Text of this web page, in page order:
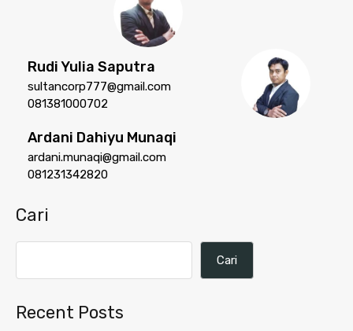
Rudi Yulia Saputra
sultancorp777@gmail.com
081381000702
Ardani Dahiyu Munaqi
ardani.munaqi@gmail.com
081231342820
Cari
Cari
Recent Posts